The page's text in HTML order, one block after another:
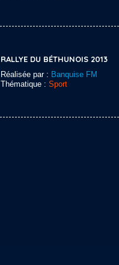
RALLYE DU BÉTHUNOIS 2013
Réalisée par : Banquise FM
Thématique : Sport